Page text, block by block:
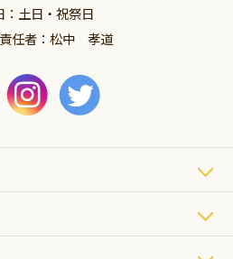
：土日・祝祭日
任者：松中 孝道